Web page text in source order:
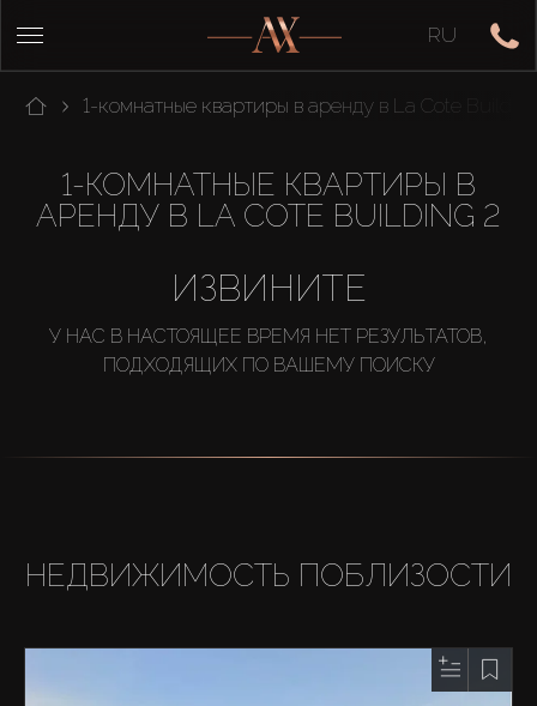
RU
1-комнатные квартиры в аренду в La Cote
1-КОМНАТНЫЕ КВАРТИРЫ В
АРЕНДУ В LA COTE BUILDING 2
ИЗВИНИТЕ
У НАС В НАСТОЯЩЕЕ ВРЕМЯ НЕТ РЕЗУЛЬТАТОВ,
ПОДХОДЯЩИХ ПО ВАШЕМУ ПОИСКУ
НЕДВИЖИМОСТЬ ПОБЛИЗОСТИ